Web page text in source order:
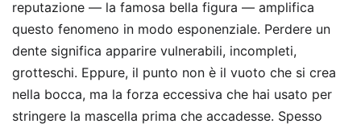
reputazione — la famosa bella figura — amplifica
questo fenomeno in modo esponenziale. Perdere un
dente significa apparire vulnerabili, incompleti,
grotteschi. Eppure, il punto non è il vuoto che si crea
nella bocca, ma la forza eccessiva che hai usato per
stringere la mascella prima che accadesse. Spesso